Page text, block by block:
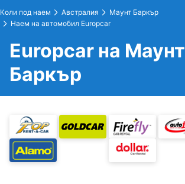
Коли под наем Австралия
Маунт Баркър
Наем на автомобил Europcar
Europcar на Маунт
Баркър